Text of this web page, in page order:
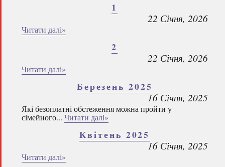
1
22 Січня, 2026
Читати далі»
2
22 Січня, 2026
Читати далі»
Березень 2025
16 Січня, 2025
Які безоплатні обстеження можна пройти у
сімейного... Читати далі»
Квітень 2025
16 Січня, 2025
Читати далі»